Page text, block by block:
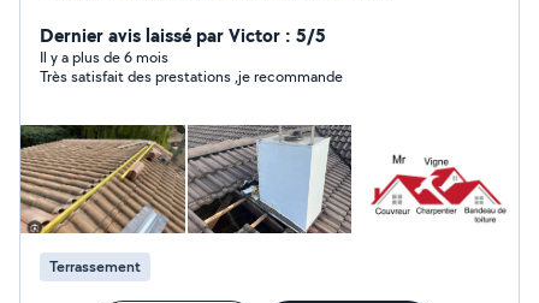
travaux de maçonnerie. Travaux à la nacelle possible.
Dernier avis laissé par Victor : 5/5
Il y a plus de 6 mois
Très satisfait des prestations ,je recommande
Terrassement